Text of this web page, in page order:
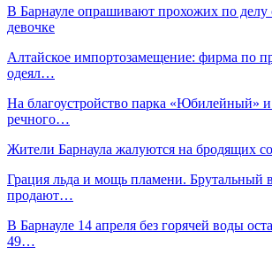
В Барнауле опрашивают прохожих по
девочке
Алтайское импортозамещение: фирма по
одеял…
На благоустройство парка «Юбилейный»
речного…
Жители Барнаула жалуются на бродящих
Грация льда и мощь пламени. Брутальный
продают…
В Барнауле 14 апреля без горячей воды
49…